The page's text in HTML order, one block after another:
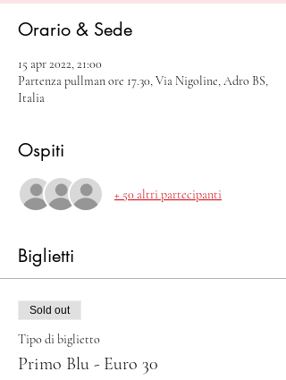
Orario & Sede
15 apr 2022, 21:00
Partenza pullman ore 17.30, Via Nigoline, Adro BS,
Italia
Ospiti
+ 50 altri partecipanti
Biglietti
Sold out
Tipo di biglietto
Primo Blu - Euro 30